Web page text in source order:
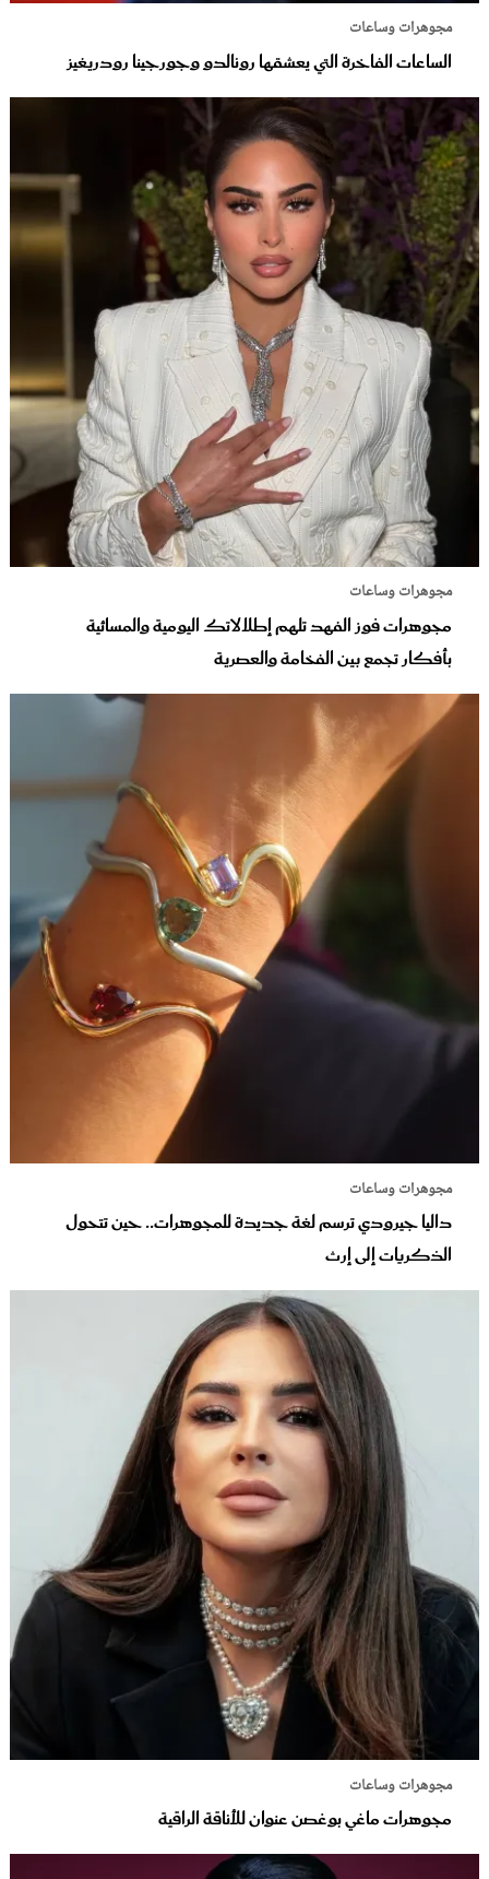
مجوهرات وساعات
الساعات الفاخرة التي يعشقها رونالدو وجورجينا رودريغيز
مجوهرات وساعات
مجوهرات فوز الفهد تلهم إطلالاتك اليومية والمسائية
بأفكار تجمع بين الفخامة والعصرية
مجوهرات وساعات
داليا جيرودي ترسم لغة جديدة للمجوهرات.. حين تتحول
الذكريات إلى إرث
مجوهرات وساعات
مجوهرات ماغي بوغصن عنوان للأناقة الراقية